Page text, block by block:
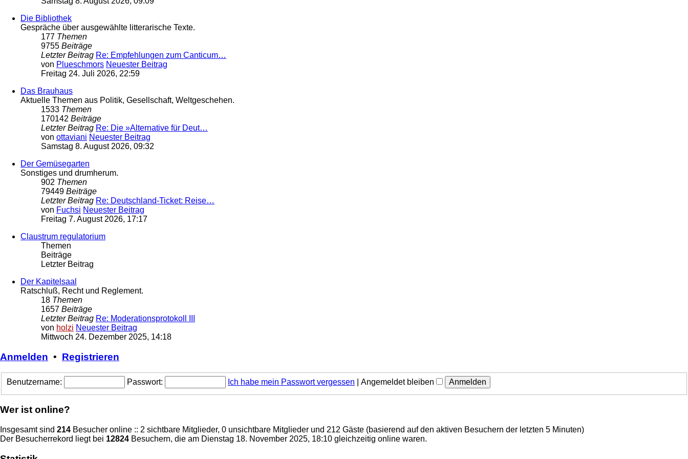
Die Bibliothek
Gespräche über ausgewählte litterarische Texte.
177 Themen
9755 Beiträge
Letzter Beitrag Re: Empfehlungen zum Canticum…
von Plueschmors Neuester Beitrag
Freitag 24. Juli 2026, 22:59
Das Brauhaus
Aktuelle Themen aus Politik, Gesellschaft, Weltgeschehen.
1533 Themen
170142 Beiträge
Letzter Beitrag Re: Die »Alternative für Deut…
von ottaviani Neuester Beitrag
Samstag 8. August 2026, 09:32
Der Gemüsegarten
Sonstiges und drumherum.
902 Themen
79449 Beiträge
Letzter Beitrag Re: Deutschland-Ticket: Reise…
von Fuchsi Neuester Beitrag
Freitag 7. August 2026, 17:17
Claustrum regulatorium
Themen
Beiträge
Letzter Beitrag
Der Kapitelsaal
Ratschluß, Recht und Reglement.
18 Themen
1657 Beiträge
Letzter Beitrag Re: Moderationsprotokoll III
von holzi Neuester Beitrag
Mittwoch 24. Dezember 2025, 14:18
Anmelden • Registrieren
Benutzername: Passwort: Ich habe mein Passwort vergessen Angemeldet bleiben
Wer ist online?
Insgesamt sind 214 Besucher online :: 2 sichtbare Mitglieder, 0 unsichtbare Mitglieder und 212 Gäste (basierend auf den aktiven Besuchern der letzten 5 Minuten)
Der Besucherrekord liegt bei 12824 Besuchern, die am Dienstag 18. November 2025, 18:10 gleichzeitig online waren.